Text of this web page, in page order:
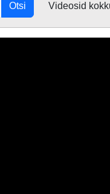
Otsi Videosid